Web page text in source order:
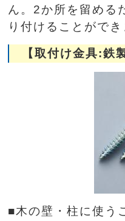
ん。2か所を留める
り付けることができ
【取付け金具:鉄
■木の壁・柱に使う